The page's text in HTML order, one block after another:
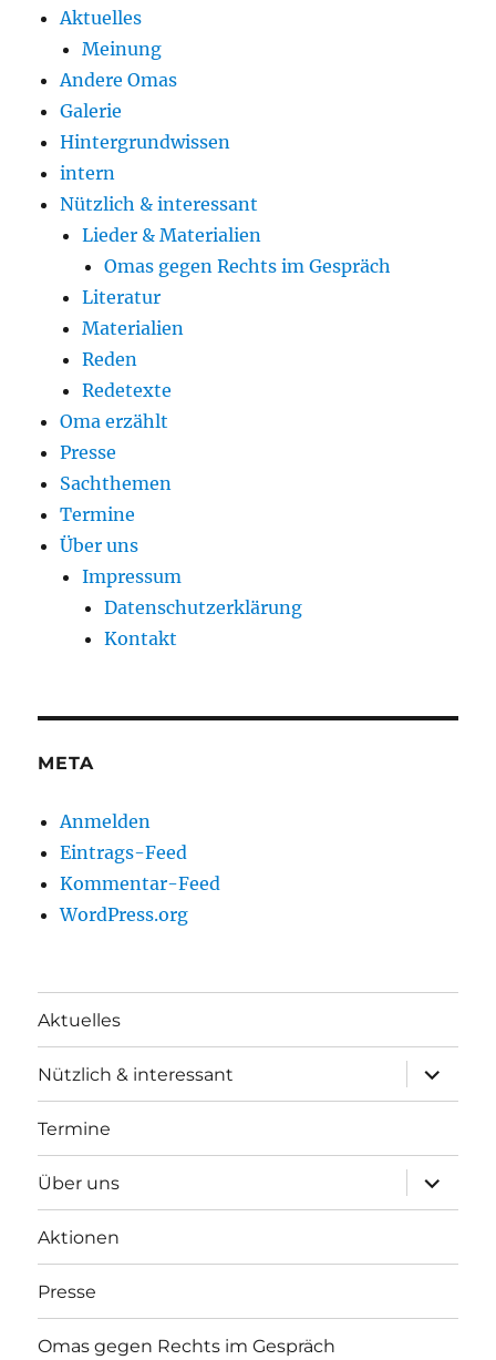
Aktuelles
Meinung
Andere Omas
Galerie
Hintergrundwissen
intern
Nützlich & interessant
Lieder & Materialien
Omas gegen Rechts im Gespräch
Literatur
Materialien
Reden
Redetexte
Oma erzählt
Presse
Sachthemen
Termine
Über uns
Impressum
Datenschutzerklärung
Kontakt
META
Anmelden
Eintrags-Feed
Kommentar-Feed
WordPress.org
Aktuelles
Nützlich & interessant
anzeigen
Termine
Über uns
anzeigen
Aktionen
Presse
Omas gegen Rechts im Gespräch